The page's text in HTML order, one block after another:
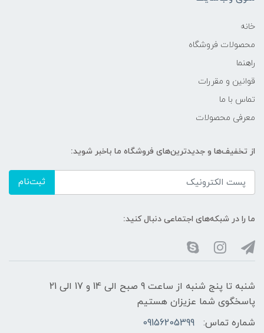
خانه
محصولات فروشگاه
راهنما
قوانین و مقررات
تماس با ما
معرفی محصولات
از تخفیف‌ها و جدیدترین‌های فروشگاه ما باخبر شوید:
ثبت‌نام
ما را در شبکه‌های اجتماعی دنبال کنید:
شنبه تا پنج شنبه از ساعت 9 صبح الی 14 و 17 الی 21
پاسخگوی شما عزیزان هستیم
شماره تماس:
09156205399